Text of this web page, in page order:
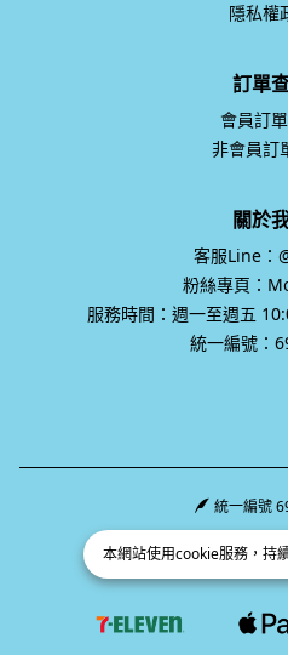
本網站使用cookie服務，持
隱私權
訂單
會員訂
非會員訂
關於
客服Line：
粉絲專頁：
服務時間：週一至週五
統一編號：
統一編號